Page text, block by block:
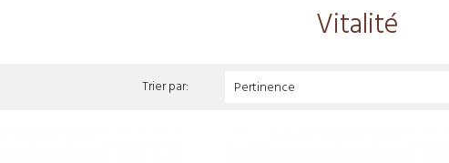
Vitalité
Trier par: Pertinence